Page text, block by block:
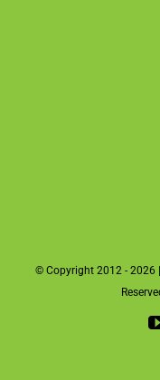
© Copyright 2012 - 2026